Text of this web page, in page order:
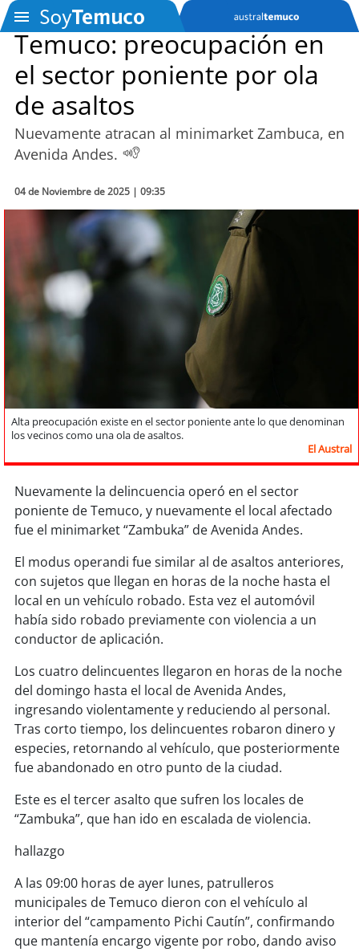
Podcast
Entretención
Economía
Deportes
Tecnología
Sostenibilidad
soychile
soyiquique
soycalama
soyantofagasta
soycopiapó
soyvalparaíso
soyquillota
soysanantonio
soychillán
soy sancarlos
soyconcepción
soycoronel
Temuco: preocupación en
el sector poniente por ola
de asaltos
Nuevamente atracan al minimarket Zambuca, en
Avenida Andes.
04 de Noviembre de 2025 | 09:35
Alta preocupación existe en el sector poniente ante lo que denominan
los vecinos como una ola de asaltos.
El Austral
Nuevamente la delincuencia operó en el sector
poniente de Temuco, y nuevamente el local afectado
fue el minimarket “Zambuka” de Avenida Andes.
El modus operandi fue similar al de asaltos anteriores,
con sujetos que llegan en horas de la noche hasta el
local en un vehículo robado. Esta vez el automóvil
había sido robado previamente con violencia a un
conductor de aplicación.
Los cuatro delincuentes llegaron en horas de la noche
del domingo hasta el local de Avenida Andes,
ingresando violentamente y reduciendo al personal.
Tras corto tiempo, los delincuentes robaron dinero y
especies, retornando al vehículo, que posteriormente
fue abandonado en otro punto de la ciudad.
Este es el tercer asalto que sufren los locales de
“Zambuka”, que han ido en escalada de violencia.
hallazgo
A las 09:00 horas de ayer lunes, patrulleros
municipales de Temuco dieron con el vehículo al
interior del “campamento Pichi Cautín”, confirmando
que mantenía encargo vigente por robo, dando aviso